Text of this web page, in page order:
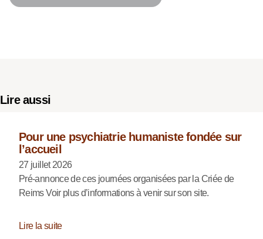
Lire aussi
Pour une psychiatrie humaniste fondée sur
l’accueil
27 juillet 2026
Pré-annonce de ces journées organisées par la Criée de
Reims Voir plus d’informations à venir sur son site.
Lire la suite